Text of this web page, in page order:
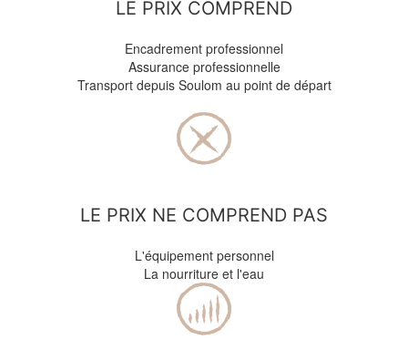
LE PRIX COMPREND
Encadrement professionnel
Assurance professionnelle
Transport depuis Soulom au point de départ
LE PRIX NE COMPREND PAS
L'équipement personnel
La nourriture et l'eau